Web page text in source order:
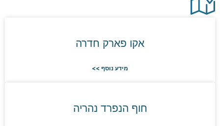
אקו פארק חדרה
מידע נוסף >>
חוף הנפרד נהריה